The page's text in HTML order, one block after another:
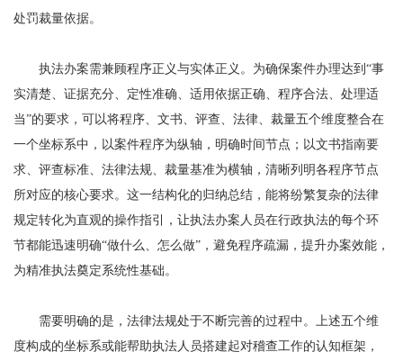
处罚裁量依据。
执法办案需兼顾程序正义与实体正义。为确保案件办理达到“事
实清楚、证据充分、定性准确、适用依据正确、程序合法、处理适
当”的要求，可以将程序、文书、评查、法律、裁量五个维度整合在
一个坐标系中，以案件程序为纵轴，明确时间节点；以文书指南要
求、评查标准、法律法规、裁量基准为横轴，清晰列明各程序节点
所对应的核心要求。这一结构化的归纳总结，能将纷繁复杂的法律
规定转化为直观的操作指引，让执法办案人员在行政执法的每个环
节都能迅速明确“做什么、怎么做”，避免程序疏漏，提升办案效能，
为精准执法奠定系统性基础。
需要明确的是，法律法规处于不断完善的过程中。上述五个维
度构成的坐标系或能帮助执法人员搭建起对稽查工作的认知框架，